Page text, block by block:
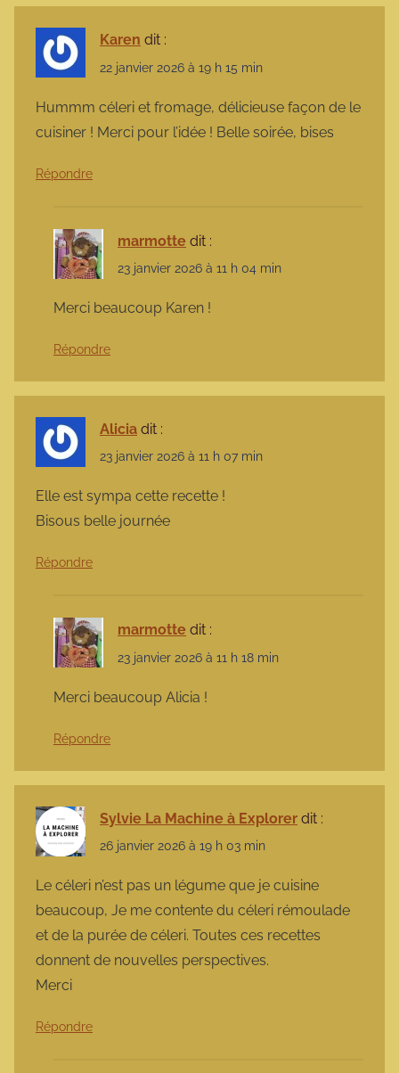
Karen dit :
22 janvier 2026 à 19 h 15 min
Hummm céleri et fromage, délicieuse façon de le
cuisiner ! Merci pour l’idée ! Belle soirée, bises
Répondre
marmotte dit :
23 janvier 2026 à 11 h 04 min
Merci beaucoup Karen !
Répondre
Alicia dit :
23 janvier 2026 à 11 h 07 min
Elle est sympa cette recette !
Bisous belle journée
Répondre
marmotte dit :
23 janvier 2026 à 11 h 18 min
Merci beaucoup Alicia !
Répondre
Sylvie La Machine à Explorer dit :
26 janvier 2026 à 19 h 03 min
Le céleri n’est pas un légume que je cuisine
beaucoup, Je me contente du céleri rémoulade
et de la purée de céleri. Toutes ces recettes
donnent de nouvelles perspectives.
Merci
Répondre